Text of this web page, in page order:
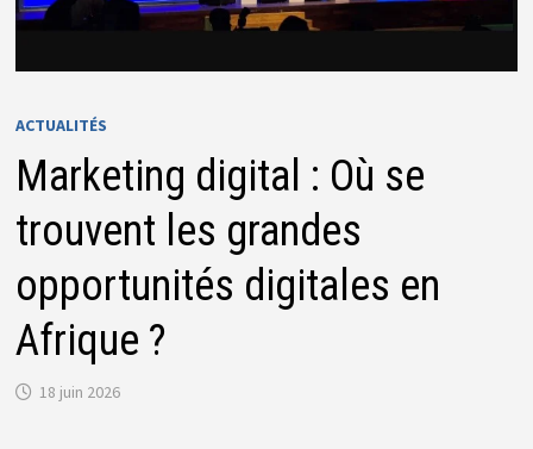
ACTUALITÉS
Marketing digital : Où se
trouvent les grandes
opportunités digitales en
Afrique ?
18 juin 2026